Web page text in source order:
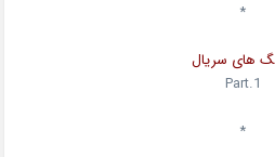
*
های سریال
Part.1
*